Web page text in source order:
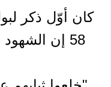
58 إن الشهود في محاكمة استفانوس